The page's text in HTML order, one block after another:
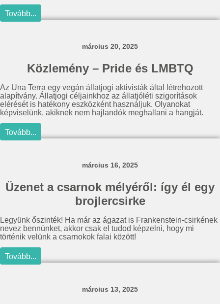
Tovább...
március 20, 2025
Közlemény – Pride és LMBTQ
Az Una Terra egy vegán állatjogi aktivisták által létrehozott
alapítvány. Állatjogi céljainkhoz az állatjóléti szigorítások
elérését is hatékony eszközként használjuk. Olyanokat
képviselünk, akiknek nem hajlandók meghallani a hangját.
Tovább...
március 16, 2025
Üzenet a csarnok mélyéről: így él egy
brojlercsirke
Legyünk őszinték! Ha már az ágazat is Frankenstein-csirkének
nevez bennünket, akkor csak el tudod képzelni, hogy mi
történik velünk a csarnokok falai között!
Tovább...
március 13, 2025